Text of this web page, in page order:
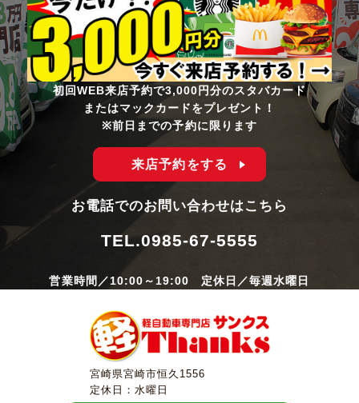
初回WEB来店予約で3,000円分のスタバカード
またはマックカードをプレゼント！
※前日までの予約に限ります
来店予約をする
お電話でのお問い合わせはこちら
TEL.0985-67-5555
営業時間／10:00～19:00 定休日／毎週水曜日
宮崎県宮崎市恒久1556
定休日：水曜日